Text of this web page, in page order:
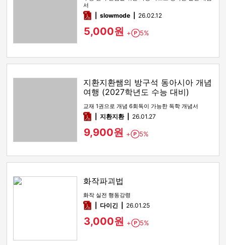
서
pdfslowmode 26.02.12
5,000원 + Point
5%
지환지환쌤의 방구석 동아시아 개념
여행 (2027학년도 수능 대비)
교재 1권으로 개념 6회독이 가능한 독학 개념서
pdf지환지환 26.01.27
9,900원 + Point
5%
화작파괴법
화작 실전 행동강령
pdf다이긴 26.01.25
3,000원 + Point
5%